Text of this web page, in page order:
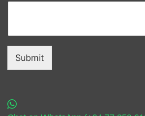
Submit